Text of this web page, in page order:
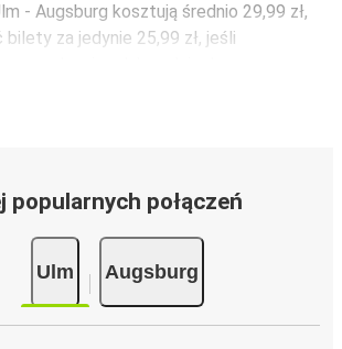
- Augsburg kosztują średnio 29,99 zł,
za jedynie 25,99 zł, jeśli
szybko,
50 min
ma mniejszy wpływ na środowisko
czy samolotem. Stale pracujemy
popularnych połączeń
Ulm Augsburg